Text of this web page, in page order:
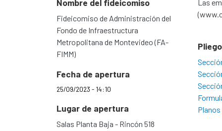
Nombre del fideicomiso
Fideicomiso de Administración del
Fondo de Infraestructura
Metropolitana de Montevideo (FA-
FIMM)
Fecha de apertura
25/09/2023 - 14:10
Lugar de apertura
Salas Planta Baja - Rincón 518
Las